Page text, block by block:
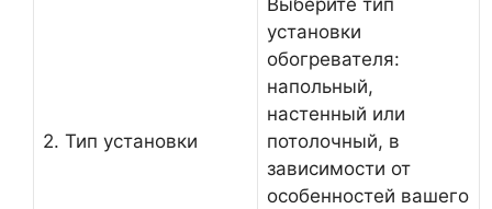
2. Тип установки
Выберите тип
установки
обогревателя:
напольный,
настенный или
потолочный, в
зависимости от
особенностей вашего